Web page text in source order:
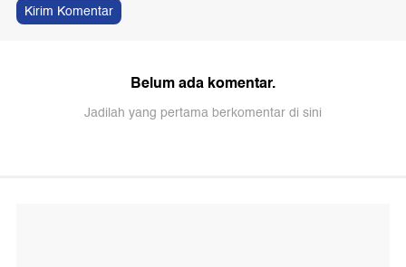
Kirim Komentar
Belum ada komentar.
Jadilah yang pertama berkomentar di sini